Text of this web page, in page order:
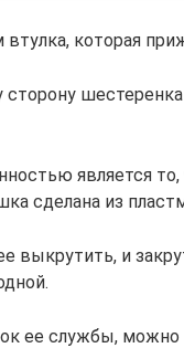
которая
сторону
является
сделана из
выкрутить, и
ее службы, можно